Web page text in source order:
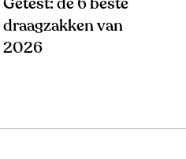
Getest: de 6 beste
draagzakken van
2026